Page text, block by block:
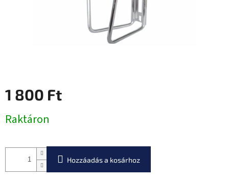
1 800 Ft
Raktáron
Hozzáadás a kosárhoz